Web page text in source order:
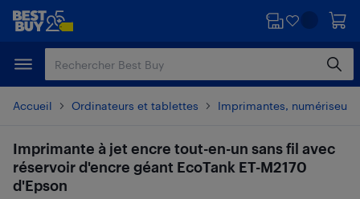
Passer
principal
Passer
Accueil Ordinateurs et tablettes Imprimantes,
Imprimante à jet encre tout-en-un sans fil avec
réservoir d'encre géant EcoTank ET-M2170
d'Epson